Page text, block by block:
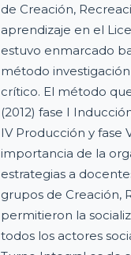
de Creación,
aprendizaje en el
estuvo enmarcado
método
crítico. El método
(2012) fase I
IV Producción y fase
importancia de la
estrategias a
grupos de Creación,
permitieron la
todos los actores